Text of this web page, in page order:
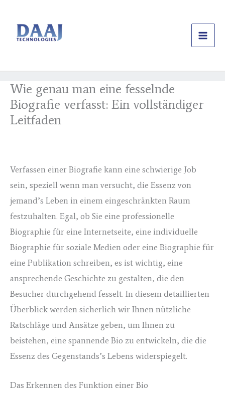
content
Wie genau man eine fesselnde
Biografie verfasst: Ein vollständiger
Leitfaden
Verfassen einer Biografie kann eine schwierige Job
sein, speziell wenn man versucht, die Essenz von
jemand’s Leben in einem eingeschränkten Raum
festzuhalten. Egal, ob Sie eine professionelle
Biographie für eine Internetseite, eine individuelle
Biographie für soziale Medien oder eine Biographie für
eine Publikation schreiben, es ist wichtig, eine
ansprechende Geschichte zu gestalten, die den
Besucher durchgehend fesselt. In diesem detaillierten
Überblick werden sicherlich wir Ihnen nützliche
Ratschläge und Ansätze geben, um Ihnen zu
beistehen, eine spannende Bio zu entwickeln, die die
Essenz des Gegenstands’s Lebens widerspiegelt.
Das Erkennen des Funktion einer Bio